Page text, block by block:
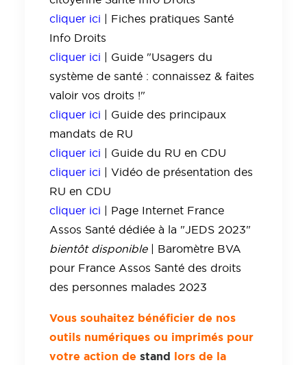
cliquer ici
| Fiches pratiques Santé
Info Droits
cliquer ici | Guide "Usagers du
système de santé : connaissez & faites
valoir vos droits !"
cliquer ici
| Guide des principaux
mandats de RU
cliquer ici | Guide du RU en CDU
cliquer ici | Vidéo de présentation des
RU en CDU
cliquer ici | Page Internet France
Assos Santé dédiée à la "JEDS 2023"
bientôt disponible| Baromètre BVA
pour France Assos Santé des droits
des personnes malades 2023
Vous souhaitez bénéficier de nos
outils numériques ou imprimés pour
votre action de stand lors de la